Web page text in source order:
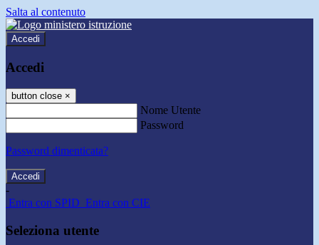
Salta al contenuto
Accedi
Accedi
button close ×
Nome Utente
Password
Password dimenticata?
-
Entra con SPID Entra con CIE
Seleziona utente